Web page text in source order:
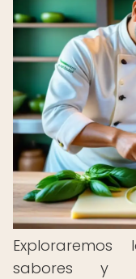
sabores y